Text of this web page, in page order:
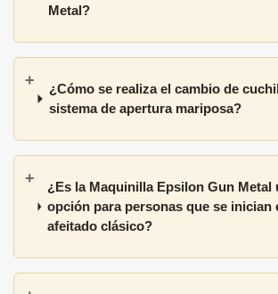
Metal?
¿Cómo se realiza el cambio de
sistema de apertura mariposa?
¿Es la Maquinilla Epsilon Gun Metal
opción para personas que se inician
afeitado clásico?